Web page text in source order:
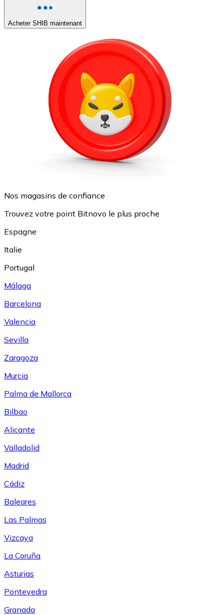
Acheter SHIB maintenant
Nos magasins de confiance
Trouvez votre point Bitnovo le plus proche
Espagne
Italie
Portugal
Málaga
Barcelona
Valencia
Sevilla
Zaragoza
Murcia
Palma de Mallorca
Bilbao
Alicante
Valladolid
Madrid
Cádiz
Baleares
Las Palmas
Vizcaya
La Coruña
Asturias
Pontevedra
Granada